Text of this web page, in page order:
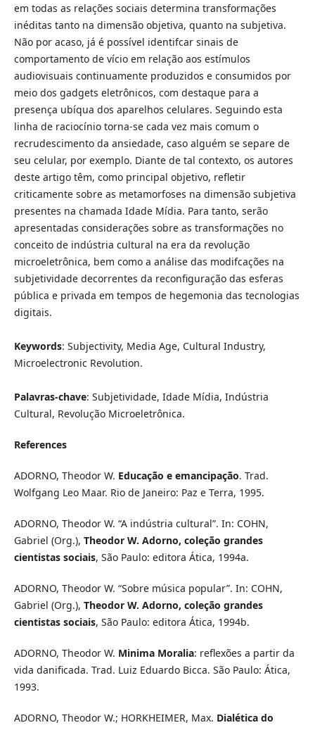
em todas as relações sociais determina transformações
inéditas tanto na dimensão objetiva, quanto na subjetiva.
Não por acaso, já é possível identifcar sinais de
comportamento de vício em relação aos estímulos
audiovisuais continuamente produzidos e consumidos por
meio dos gadgets eletrônicos, com destaque para a
presença ubíqua dos aparelhos celulares. Seguindo esta
linha de raciocínio torna-se cada vez mais comum o
recrudescimento da ansiedade, caso alguém se separe de
seu celular, por exemplo. Diante de tal contexto, os autores
deste artigo têm, como principal objetivo, refletir
criticamente sobre as metamorfoses na dimensão subjetiva
presentes na chamada Idade Mídia. Para tanto, serão
apresentadas considerações sobre as transformações no
conceito de indústria cultural na era da revolução
microeletrônica, bem como a análise das modifcações na
subjetividade decorrentes da reconfiguração das esferas
pública e privada em tempos de hegemonia das tecnologias
digitais.
Keywords: Subjectivity, Media Age, Cultural Industry,
Microelectronic Revolution.
Palavras-chave: Subjetividade, Idade Mídia, Indústria
Cultural, Revolução Microeletrônica.
References
ADORNO, Theodor W. Educação e emancipação. Trad.
Wolfgang Leo Maar. Rio de Janeiro: Paz e Terra, 1995.
ADORNO, Theodor W. “A indústria cultural”. In: COHN,
Gabriel (Org.), Theodor W. Adorno, coleção grandes
cientistas sociais, São Paulo: editora Ática, 1994a.
ADORNO, Theodor W. “Sobre música popular”. In: COHN,
Gabriel (Org.), Theodor W. Adorno, coleção grandes
cientistas sociais, São Paulo: editora Ática, 1994b.
ADORNO, Theodor W. Minima Moralia: reflexões a partir da
vida danificada. Trad. Luiz Eduardo Bicca. São Paulo: Ática,
1993.
ADORNO, Theodor W.; HORKHEIMER, Max. Dialética do